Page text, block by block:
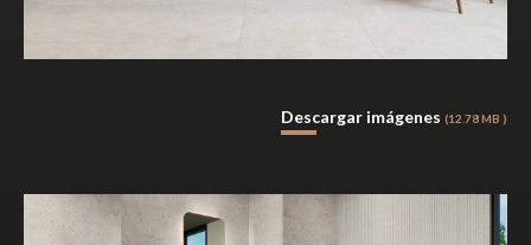
Descargar imágenes (12.78 MB )